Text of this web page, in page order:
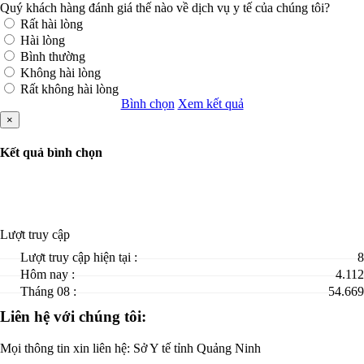
Quý khách hàng đánh giá thế nào về dịch vụ y tế của chúng tôi?
Rất hài lòng
Hài lòng
Bình thường
Không hài lòng
Rất không hài lòng
Bình chọn Xem kết quả
×
Kết quả bình chọn
Lượt truy cập
Lượt truy cập hiện tại :
8
Hôm nay :
4.112
Tháng 08 :
54.669
Liên hệ với chúng tôi:
Mọi thông tin xin liên hệ: Sở Y tế tỉnh Quảng Ninh